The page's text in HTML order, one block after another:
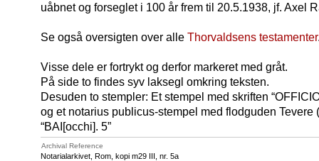
uåbnet og forseglet i 100 år frem til 20.5.1938, jf. Axel
Se også oversigten over alle Thorvaldsens testamenter
Visse dele er fortrykt og derfor markeret med gråt.
På side to findes syv laksegl omkring teksten.
Desuden to stempler: Et stempel med skriften
og et notarius publicus-stempel med flodguden Tevere
“BAI[occhi]. 5”
Archival Reference
Notarialarkivet, Rom, kopi m29 III , nr. 5a